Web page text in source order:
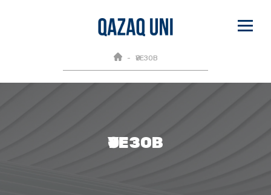
ӘУЕЗОВ
ӘУЕЗОВ